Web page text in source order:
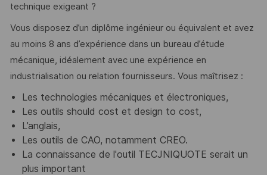
technique exigeant ?
Vous disposez d’un diplôme ingénieur ou équivalent et avez
au moins 8 ans d’expérience dans un bureau d’étude
mécanique, idéalement avec une expérience en
industrialisation ou relation fournisseurs. Vous maîtrisez :
Les technologies mécaniques et électroniques,
Les outils should cost et design to cost,
L’anglais,
Les outils de CAO, notamment CREO.
La connaissance de l'outil TECJNIQUOTE serait un
plus important